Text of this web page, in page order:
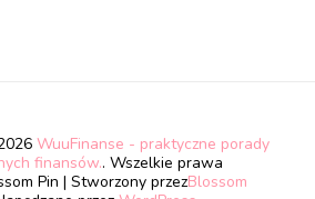
WuuFinanse - praktyczne porady
finansów.. Wszelkie prawa
Pin | Stworzony przezBlossom